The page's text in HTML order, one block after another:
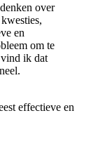
over
en
om te
vind ik dat
effectieve en